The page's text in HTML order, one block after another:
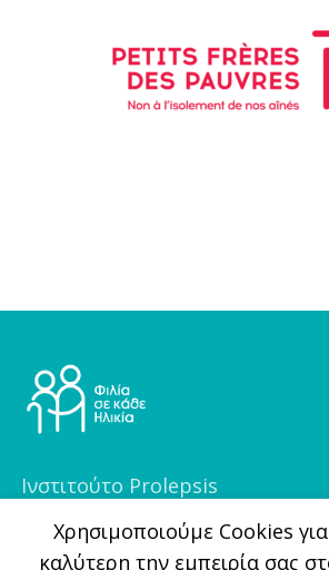
Ινστιτούτο Prolepsis
Φραγκοκλησιάς 5, 151 25,
Xρησιμοποιούμε Cookies
καλύτερη την εμπειρία σας